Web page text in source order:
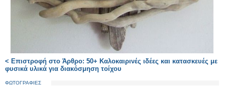
< Επιστροφή στο Άρθρο: 50+ Καλοκαιρινές ιδέες και κατασκευές με
φυσικά υλικά για διακόσμηση τοίχου
ΦΩΤΟΓΡΑΦΙΕΣ